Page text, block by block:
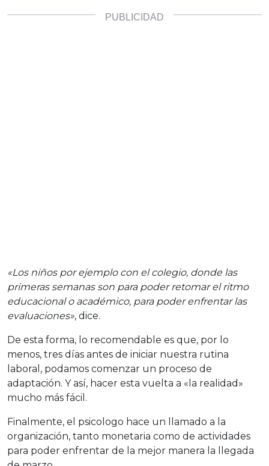
«Los niños por ejemplo con el colegio, donde las
primeras semanas son para poder retomar el ritmo
educacional o académico, para poder enfrentar las
evaluaciones», dice.
De esta forma, lo recomendable es que, por lo
menos, tres días antes de iniciar nuestra rutina
laboral, podamos comenzar un proceso de
adaptación. Y así, hacer esta vuelta a «la realidad»
mucho más fácil.
Finalmente, el psicologo hace un llamado a la
organización, tanto monetaria como de actividades
para poder enfrentar de la mejor manera la llegada